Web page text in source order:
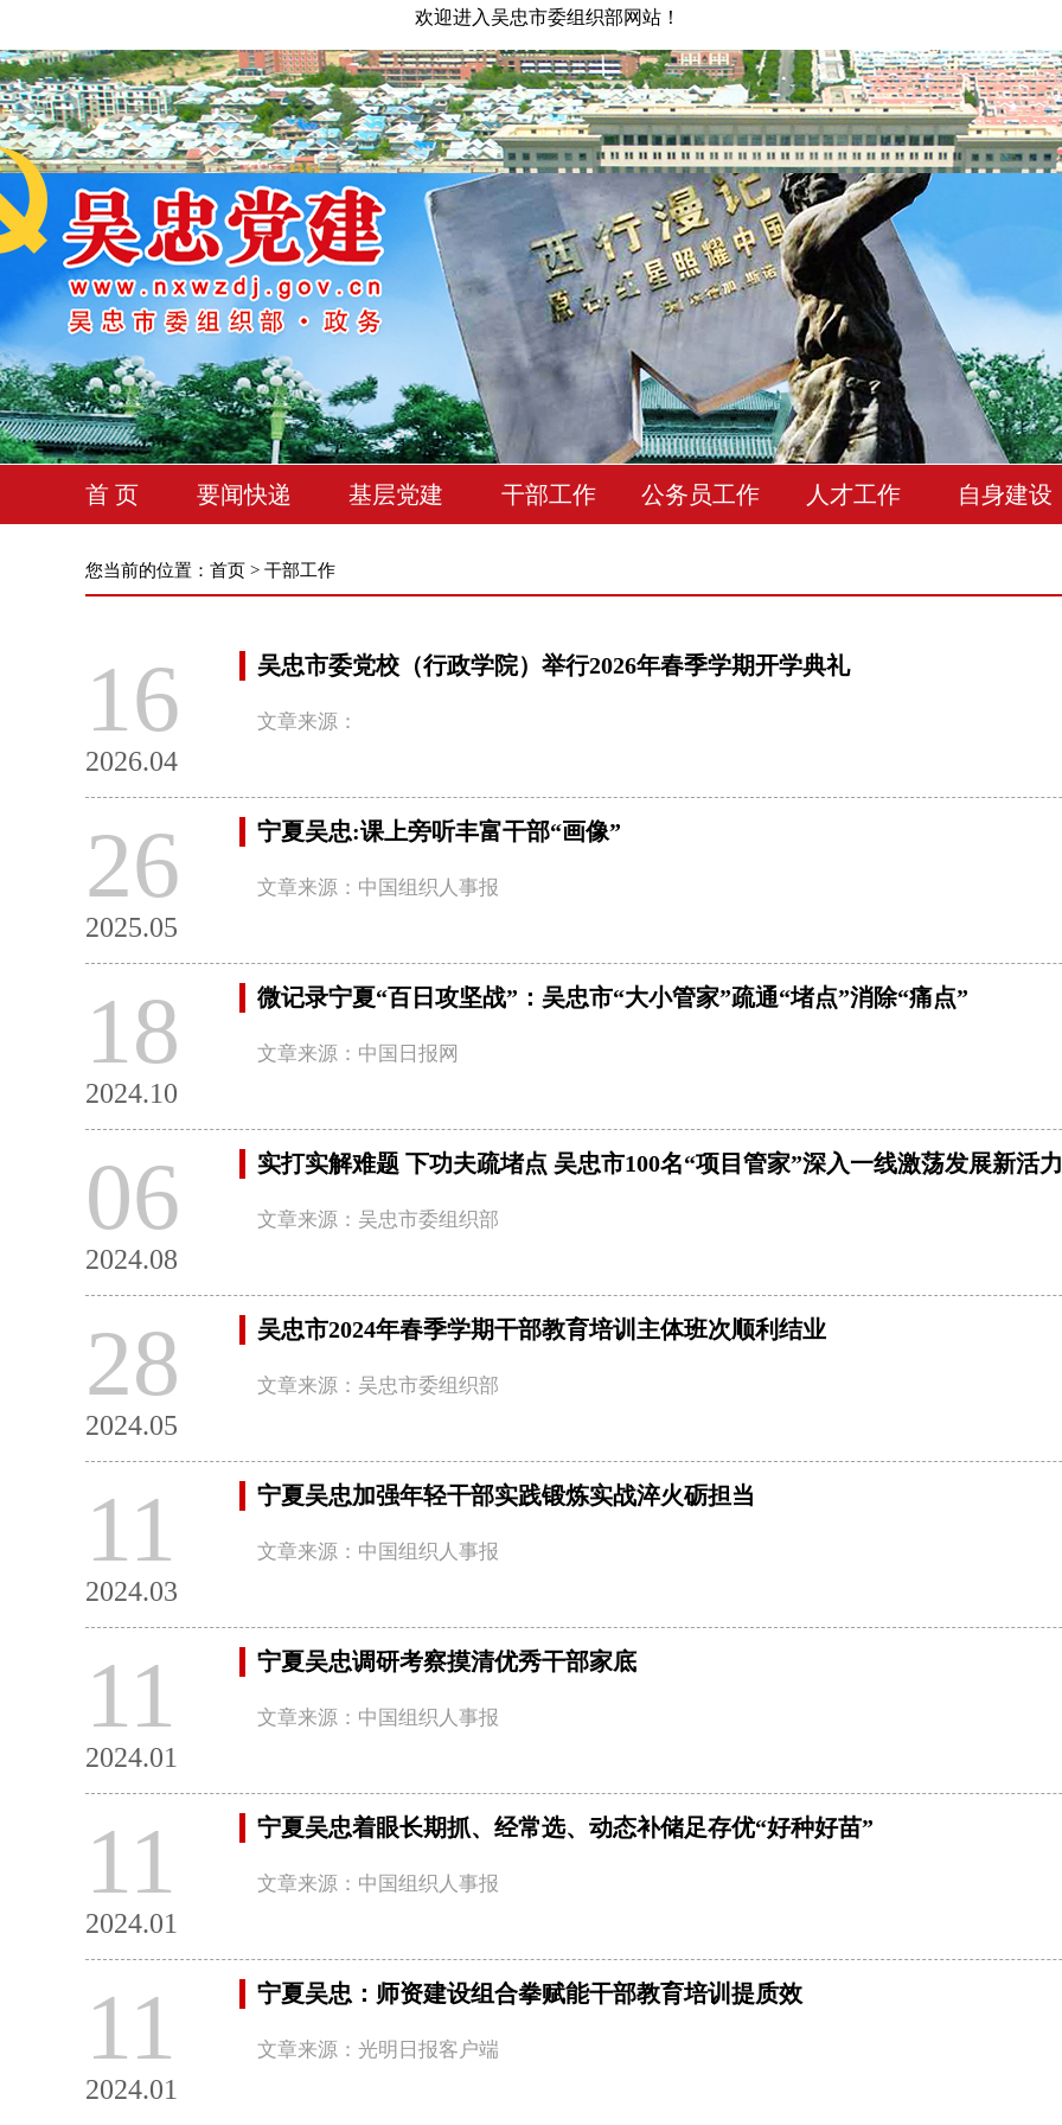
欢迎进入吴忠市委组织部网站！
首 页 要闻快递 基层党建 干部工作 公务员工作 人才工作 自身建设
您当前的位置： 首页 > 干部工作
16
2026.04
吴忠市委党校（行政学院）举行2026年春季学期开学典礼
文章来源：
26
2025.05
宁夏吴忠:课上旁听丰富干部“画像”
文章来源：中国组织人事报
18
2024.10
微记录宁夏“百日攻坚战”：吴忠市“大小管家”疏通“堵点”消除“痛点”
文章来源：中国日报网
06
2024.08
实打实解难题 下功夫疏堵点 吴忠市100名“项目管家”深入一线激荡发展新活力
文章来源：吴忠市委组织部
28
2024.05
吴忠市2024年春季学期干部教育培训主体班次顺利结业
文章来源：吴忠市委组织部
11
2024.03
宁夏吴忠加强年轻干部实践锻炼实战淬火砺担当
文章来源：中国组织人事报
11
2024.01
宁夏吴忠调研考察摸清优秀干部家底
文章来源：中国组织人事报
11
2024.01
宁夏吴忠着眼长期抓、经常选、动态补储足存优“好种好苗”
文章来源：中国组织人事报
11
2024.01
宁夏吴忠：师资建设组合拳赋能干部教育培训提质效
文章来源：光明日报客户端